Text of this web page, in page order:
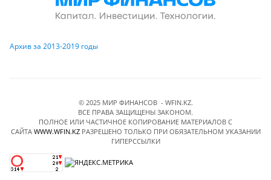
Архив за 2013-2019 годы
© 2025 МИР ФИНАНСОВ - WFIN.KZ.
ВСЕ ПРАВА ЗАЩИЩЕНЫ ЗАКОНОМ.
ПОЛНОЕ ИЛИ ЧАСТИЧНОЕ КОПИРОВАНИЕ МАТЕРИАЛОВ C
САЙТА WWW.WFIN.KZРАЗРЕШЕНО ТОЛЬКО ПРИ ОБЯЗАТЕЛЬНОМ УКАЗАНИИ
ГИПЕРССЫЛКИ